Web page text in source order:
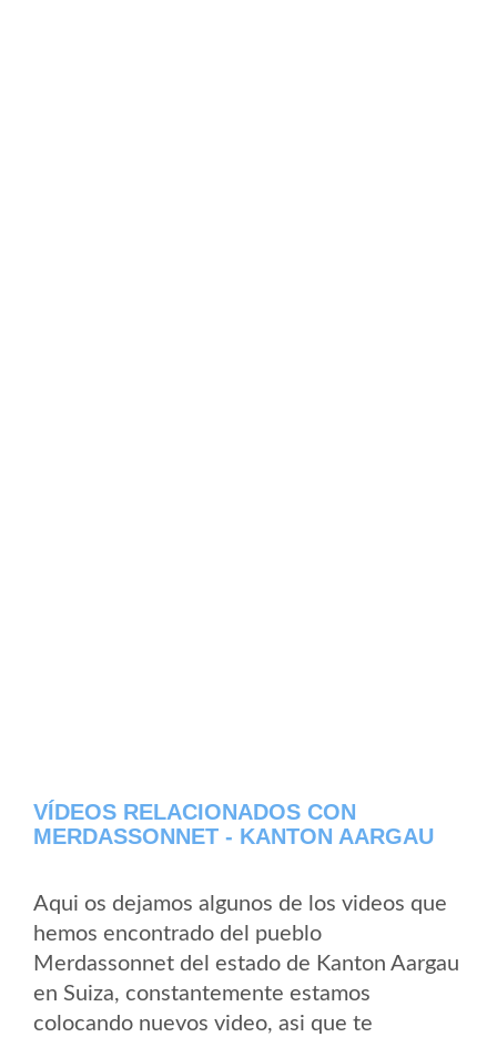
VÍDEOS RELACIONADOS CON
MERDASSONNET - KANTON AARGAU
Aqui os dejamos algunos de los videos que
hemos encontrado del pueblo
Merdassonnet del estado de Kanton Aargau
en Suiza, constantemente estamos
colocando nuevos video, asi que te